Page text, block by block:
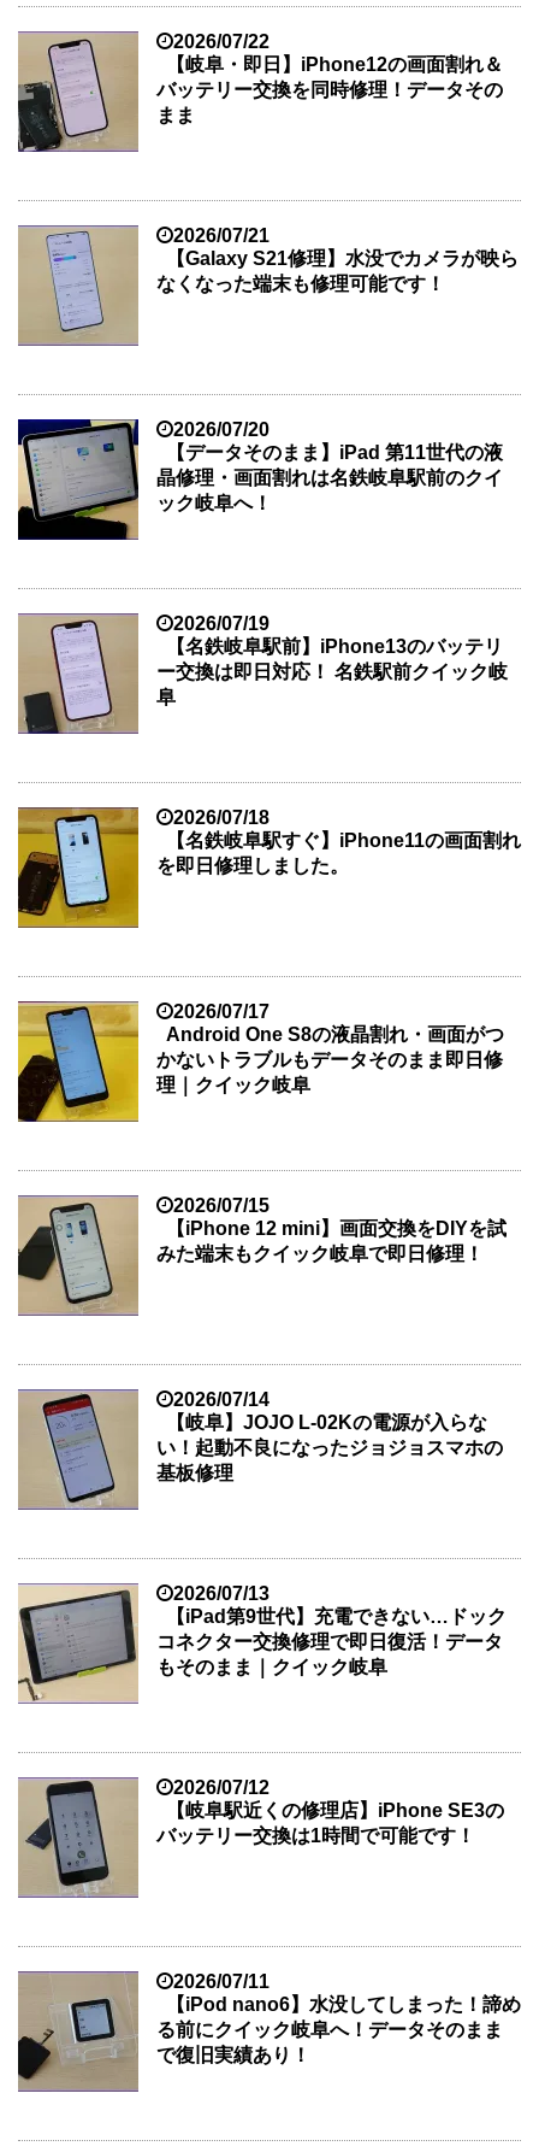
2026/07/22
【岐阜・即日】iPhone12の画面割れ＆
バッテリー交換を同時修理！データその
まま
2026/07/21
【Galaxy S21修理】水没でカメラが映ら
なくなった端末も修理可能です！
2026/07/20
【データそのまま】iPad 第11世代の液
晶修理・画面割れは名鉄岐阜駅前のクイ
ック岐阜へ！
2026/07/19
【名鉄岐阜駅前】iPhone13のバッテリ
ー交換は即日対応！ 名鉄駅前クイック岐
阜
2026/07/18
【名鉄岐阜駅すぐ】iPhone11の画面割れ
を即日修理しました。
2026/07/17
Android One S8の液晶割れ・画面がつ
かないトラブルもデータそのまま即日修
理｜クイック岐阜
2026/07/15
【iPhone 12 mini】画面交換をDIYを試
みた端末もクイック岐阜で即日修理！
2026/07/14
【岐阜】JOJO L-02Kの電源が入らな
い！起動不良になったジョジョスマホの
基板修理
2026/07/13
【iPad第9世代】充電できない…ドック
コネクター交換修理で即日復活！データ
もそのまま｜クイック岐阜
2026/07/12
【岐阜駅近くの修理店】iPhone SE3の
バッテリー交換は1時間で可能です！
2026/07/11
【iPod nano6】水没してしまった！諦め
る前にクイック岐阜へ！データそのまま
で復旧実績あり！